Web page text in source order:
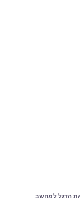
את הדגל למחשב